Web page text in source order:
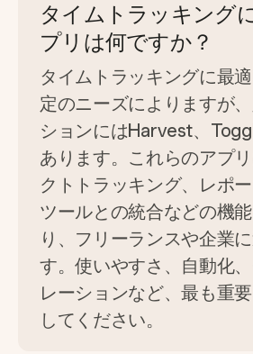
タイムトラッキング
プリは何ですか？
タイムトラッキングに最
定のニーズによりますが
ションにはHarvest、
あります。これらのアプ
クトトラッキング、レポ
ツールとの統合などの機
り、フリーランスや企業
す。使いやすさ、自動化
レーションなど、最も重
してください。